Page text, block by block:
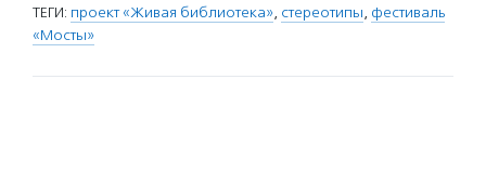
ТЕГИ: проект «Живая библиотека», стереотипы, фестиваль
«Мосты»